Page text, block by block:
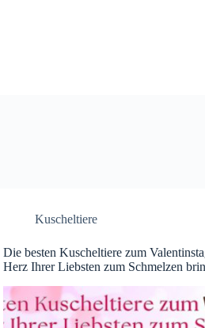
Kuscheltiere
Die besten Kuscheltiere zum
Herz Ihrer Liebsten zum Schmelzen